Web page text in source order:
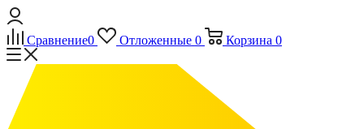
Сравнение0 Отложенные 0 Корзина 0